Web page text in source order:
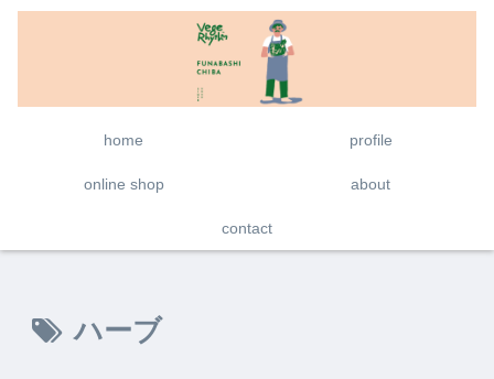
home profile
online shop about
contact
ハーブ